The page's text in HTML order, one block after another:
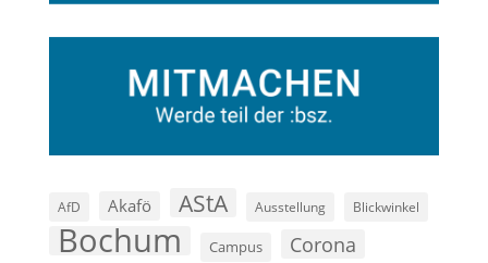
AfD Akafö AStA Ausstellung Blickwinkel
Bochum Campus Corona